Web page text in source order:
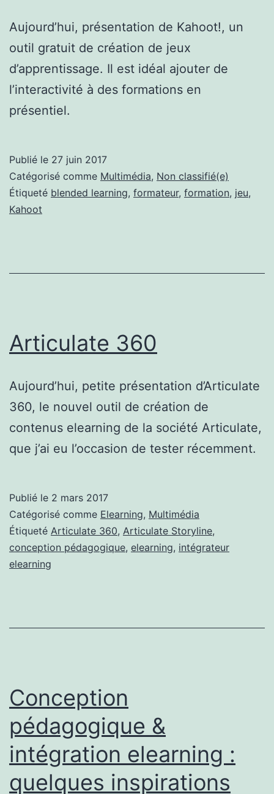
Aujourd’hui, présentation de Kahoot!, un
outil gratuit de création de jeux
d’apprentissage. Il est idéal ajouter de
l’interactivité à des formations en
présentiel.
Publié le 27 juin 2017
Catégorisé comme Multimédia, Non classifié(e)
Étiqueté blended learning, formateur, formation, jeu,
Kahoot
Articulate 360
Aujourd’hui, petite présentation d’Articulate
360, le nouvel outil de création de
contenus elearning de la société Articulate,
que j’ai eu l’occasion de tester récemment.
Publié le 2 mars 2017
Catégorisé comme Elearning, Multimédia
Étiqueté Articulate 360, Articulate Storyline,
conception pédagogique, elearning, intégrateur
elearning
Conception
pédagogique &
intégration elearning :
quelques inspirations